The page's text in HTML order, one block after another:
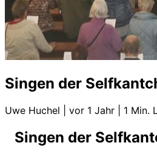
Singen der
Uwe Huchel vor 1 Jahr 1 Min.
Singen der